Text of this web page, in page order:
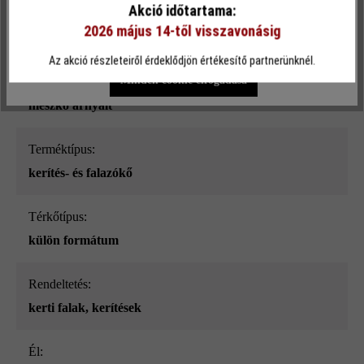
Szín:
mészkő árnyalt
Terméktípus:
kerítés- és falazókő
Térkőtípus:
külön formátum
Rendeltetés:
kerti falak, kerítések
él:
Csak funkcionális cookie elfogadása
Minden cookie elfogadása
Akció időtartama:
2026 május 14-től visszavonásig
Az akció részleteiről érdeklődjön értékesítő partnerünknél.